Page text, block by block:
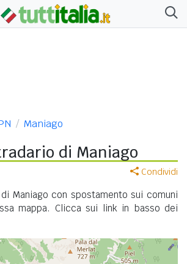
Maniago
di Maniago
Condividi
Maniago con spostamento sui comuni
mappa. Clicca sui link in basso dei